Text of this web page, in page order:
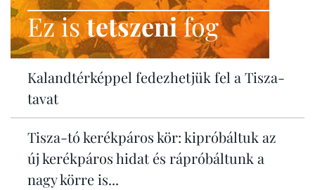
Ez istetszenifog
Kalandtérképpel fedezhetjük fel a Tisza-
tavat
Tisza-tó kerékpáros kör: kipróbáltuk az
új kerékpáros hidat és rápróbáltunk a
nagy körre is...